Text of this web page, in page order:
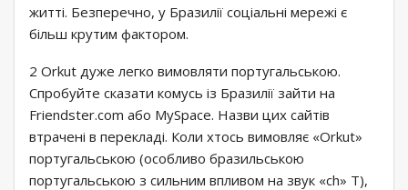
житті. Безперечно, у Бразилії соціальні мережі є
більш крутим фактором.
2 Orkut дуже легко вимовляти португальською.
Спробуйте сказати комусь із Бразилії зайти на
Friendster.com або MySpace. Назви цих сайтів
втрачені в перекладі. Коли хтось вимовляє «Orkut»
португальською (особливо бразильською
португальською з сильним впливом на звук «ch» T),